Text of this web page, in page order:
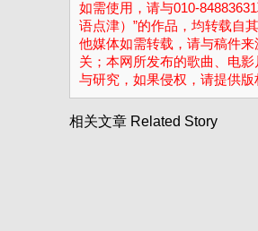
如需使用，请与010-
语点津）”的作品，均转载自
他媒体如需转载，请与稿件
关；本网所发布的歌曲、电
与研究，如果侵权，请提供
相关文章 Related Story